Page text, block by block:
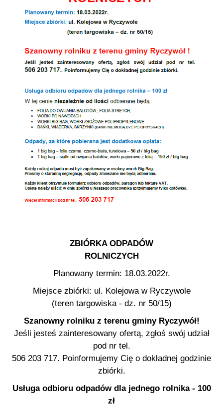
ZBIÓRKA ODPADÓW
ROLNICZYCH
Planowany termin: 18.03.2022r.
Miejsce zbiórki: ul. Kolejowa w Ryczywole
(teren targowiska - dz. nr 50/15)
Szanowny rolniku z terenu gminy Ryczywół!
Jeśli jesteś zainteresowany ofertą, zgłoś swój udział
pod nr tel.
506 203 717. Poinformujemy Cię o dokładnej godzinie
zbiórki.
Usługa odbioru odpadów dla jednego rolnika - 100
zł